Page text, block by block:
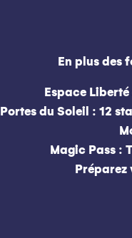
En plus des
Espace
Portes du Soleil : 12
Magic Pass :
Préparez